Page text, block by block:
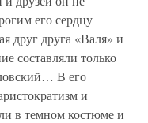
его сердцу
друг друга «Валя» и
составляли только
В его
и
в темном костюме и